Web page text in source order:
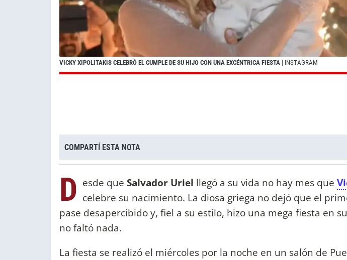
VICKY XIPOLITAKIS CELEBRÓ EL CUMPLE DE SU HIJO CON UNA EXCÉNTRICA FIESTA | INSTAGRAM
COMPARTÍ ESTA NOTA
D esde que Salvador Uriel llegó a su vida no hay mes que
celebre su nacimiento. La diosa griega no dejó que el
pase desapercibido y, fiel a su estilo, hizo una mega fiesta en
no faltó nada.
La fiesta se realizó el miércoles por la noche en un salón de